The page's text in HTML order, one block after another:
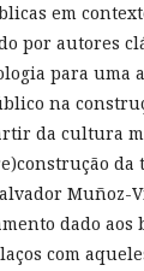
em
por autores
para uma
na
da cultura
da
Muñoz-
dado aos
com